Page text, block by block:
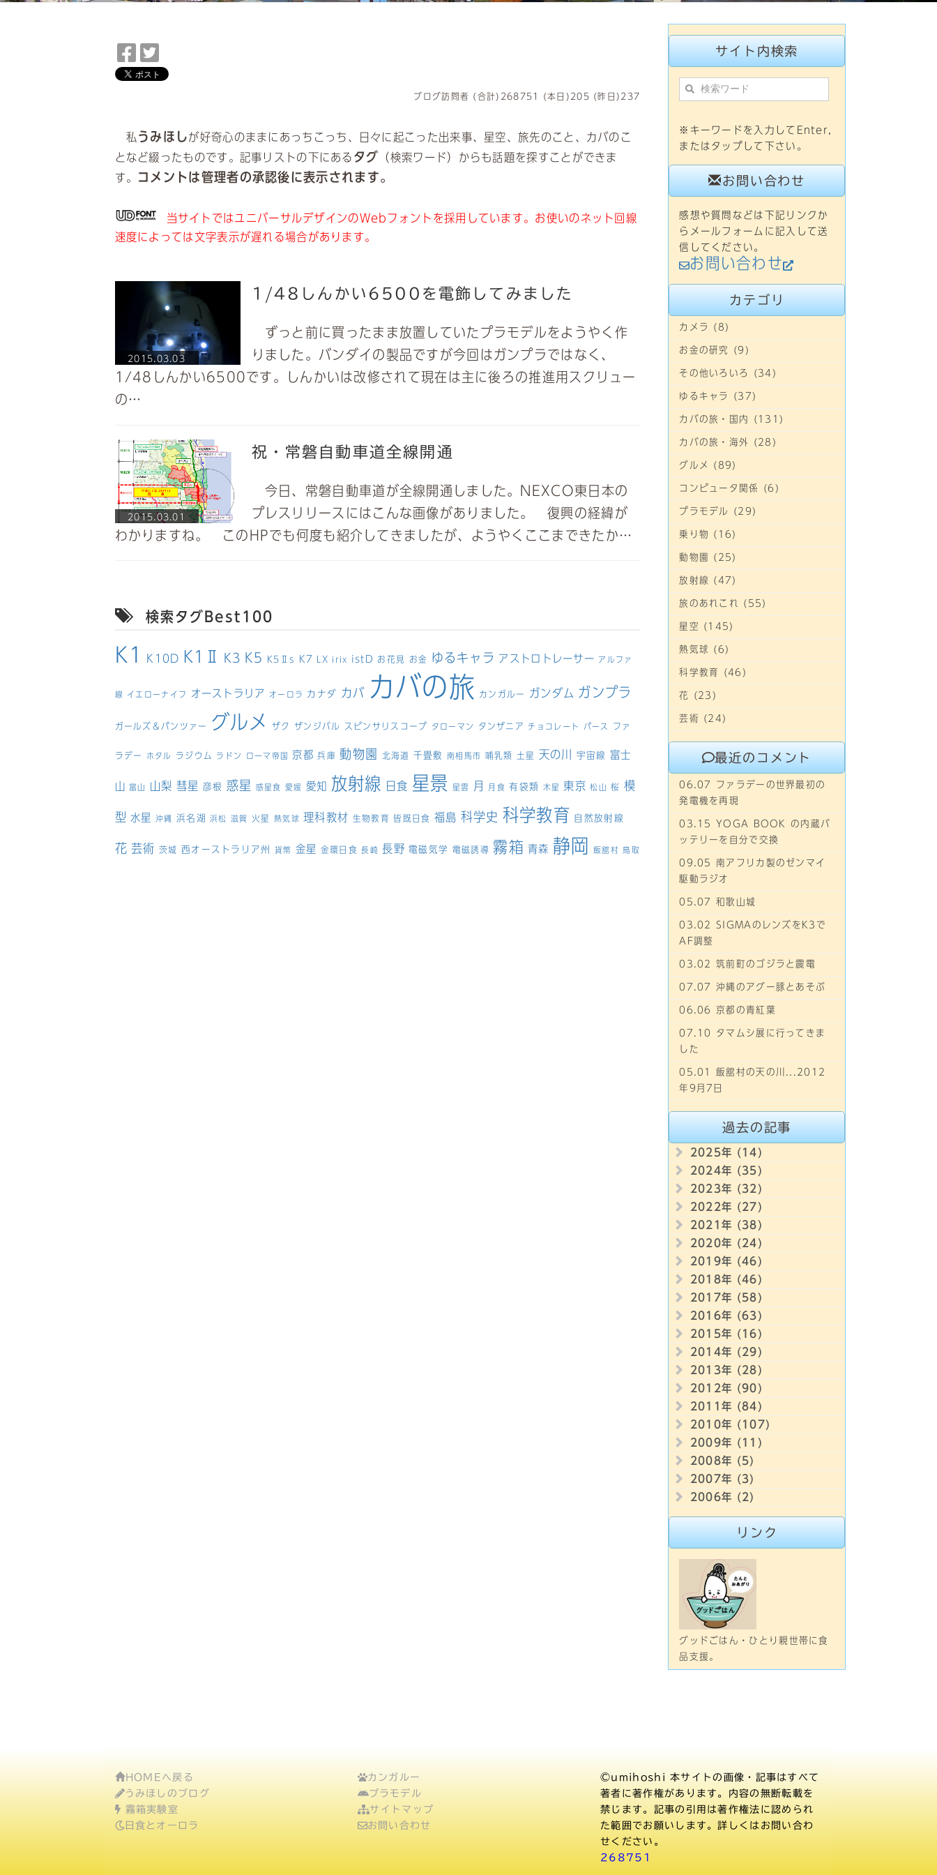
Facebook
で
シ
で
シ
ブログ訪問者 (合計)268751 (本日)205 (昨日)237
私 うみほしが好奇心のままにあっちこっち、日々に起こった出来事、星空、旅先のこと、カバのこ
となど綴ったものです。記事リストの下にある タグ （検索ワード）からも話題を探すことができま
す。
コメントは管理者の承認後に表示されます。
当サイトではユニバーサルデザインのWebフォントを採用しています。お使いのネット回線
速度によっては文字表示が遅れる場合があります。
2015.03.03
1/48しんかい6500を電飾してみました
ずっと前に買ったまま放置していたプラモデルをようやく作
りました。バンダイの製品ですが今回はガンプラではなく、
1/48しんかい6500です。しんかいは改修されて現在は主に後ろの推進用スクリュー
の…
2015.03.01
祝・常磐自動車道全線開通
今日、常磐自動車道が全線開通しました。NEXCO東日本の
プレスリリースにはこんな画像がありました。 復興の経緯が
わかりますね。 このHPでも何度も紹介してきましたが、ようやくここまできたか…
検索タグBest100
K1 K10D K1Ⅱ K3 K5 K5Ⅱs K7 LX irix istD お花見 お金 ゆるキャラ アストロトレーサー アルファ
線 イエローナイフ オーストラリア オーロラ カナダ カバ カバの旅 カンガルー ガンダム ガンプラ
ガールズ＆パンツァー グルメ ザク ザンジバル スピンサリスコープ タローマン タンザニア チョコレート パース ファ
ラデー ホタル ラジウム ラドン ローマ帝国 京都 兵庫 動物園 北海道 千畳敷 南相馬市 哺乳類 土星 天の川 宇宙線 富士
山 富山 山梨 彗星 彦根 惑星 惑星食 愛媛 愛知 放射線 日食 星景 星雲 月 月食 有袋類 木星 東京 松山 桜 模
型 水星 沖縄 浜名湖 浜松 滋賀 火星 熱気球 理科教材 生物教育 皆既日食 福島 科学史 科学教育 自然放射線
花 芸術 茨城 西オーストラリア州 貨幣 金星 金環日食 長崎 長野 電磁気学 電磁誘導 霧箱 青森 静岡 飯舘村 鳥取
サイト内検索
※キーワードを入力してEnter,
またはタップして下さい。
お問い合わせ
感想や質問などは下記リンクか
らメールフォームに記入して送
信してください。
お問い合わせ
カテゴリ
カメラ (8)
お金の研究 (9)
その他いろいろ (34)
ゆるキャラ (37)
カバの旅・国内 (131)
カバの旅・海外 (28)
グルメ (89)
コンピュータ関係 (6)
プラモデル (29)
乗り物 (16)
動物園 (25)
放射線 (47)
旅のあれこれ (55)
星空 (145)
熱気球 (6)
科学教育 (46)
花 (23)
芸術 (24)
最近のコメント
06.07 ファラデーの世界最初の
発電機を再現
03.15 YOGA BOOK の内蔵バ
ッテリーを自分で交換
09.05 南アフリカ製のゼンマイ
駆動ラジオ
05.07 和歌山城
03.02 SIGMAのレンズをK3で
AF調整
03.02 筑前町のゴジラと震電
07.07 沖縄のアグー豚とあそぶ
06.06 京都の青紅葉
07.10 タマムシ展に行ってきま
した
05.01 飯舘村の天の川...2012
年9月7日
過去の記事
2025年 (14)
2024年 (35)
2023年 (32)
2022年 (27)
2021年 (38)
2020年 (24)
2019年 (46)
2018年 (46)
2017年 (58)
2016年 (63)
2015年 (16)
2014年 (29)
2013年 (28)
2012年 (90)
2011年 (84)
2010年 (107)
2009年 (11)
2008年 (5)
2007年 (3)
2006年 (2)
リンク
グッドごはん・ひとり親世帯に食
品支援。
HOMEへ戻る
うみほしのブログ
霧箱実験室
日食とオーロラ
カンガルー
プラモデル
サイトマップ
お問い合わせ
©umihoshi 本サイトの画像・記事はすべて
著者に著作権があります。内容の無断転載を
禁じます。記事の引用は著作権法に認められ
た範囲でお願いします。詳しくはお問い合わ
せください。
268751